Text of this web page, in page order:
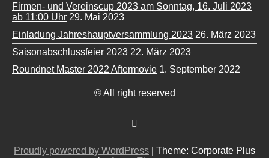
Firmen- und Vereinscup 2023 am Sonntag, 16. Juli 2023
ab 11:00 Uhr 29. Mai 2023
Einladung Jahreshauptversammlung 2023 26. März 2023
Saisonabschlussfeier 2023 22. März 2023
Roundnet Master 2022 Aftermovie 1. September 2022
© All right reserved
Proudly powered by WordPress
Theme: Corporate Plus